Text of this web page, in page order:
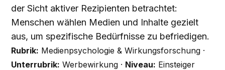
der Sicht aktiver Rezipienten betrachtet:
Menschen wählen Medien und Inhalte gezielt
aus, um spezifische Bedürfnisse zu befriedigen.
Rubrik: Medienpsychologie & Wirkungsforschung ·
Unterrubrik: Werbewirkung · Niveau: Einsteiger